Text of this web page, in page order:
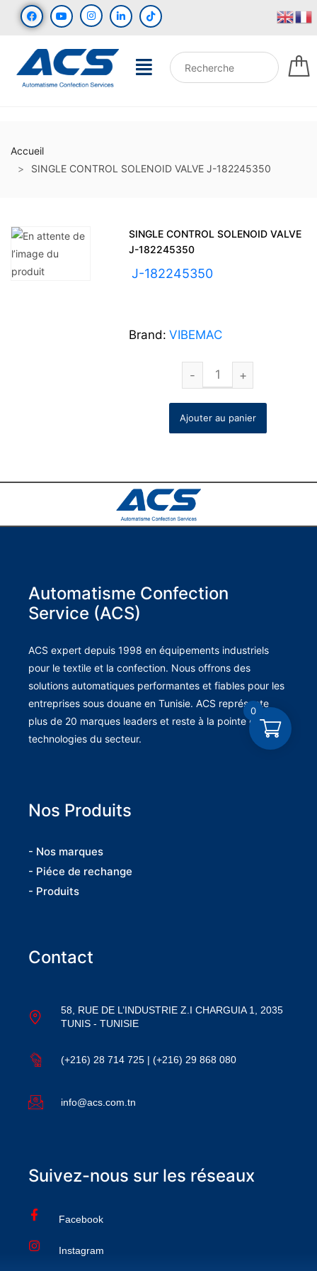
Accueil
SINGLE CONTROL SOLENOID VALVE J-182245350
SINGLE CONTROL SOLENOID VALVE
J-182245350
UGS :J-182245350
Brand: VIBEMAC
Ajouter au panier
Automatisme Confection
Service (ACS)
ACS expert depuis 1998 en équipements industriels
pour le textile et la confection. Nous offrons des
solutions automatiques performantes et fiables pour les
entreprises sous douane en Tunisie. ACS représente
plus de 20 marques leaders et reste à la pointe des
technologies du secteur.
Nos Produits
- Nos marques
- Piéce de rechange
- Produits
Contact
58, RUE DE L’INDUSTRIE Z.I CHARGUIA 1, 2035
TUNIS - TUNISIE
(+216) 28 714 725 | (+216) 29 868 080
info@acs.com.tn
Suivez-nous sur les réseaux
Facebook
Instagram
0